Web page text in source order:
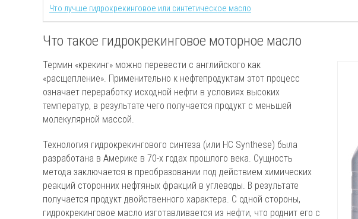
Что лучше гидрокрекинговое или синтетическое масло
Что такое гидрокрекинговое моторное масло
Термин «крекинг» можно перевести с английского как
«расщепление». Применительно к нефтепродуктам этот процесс
означает переработку исходной нефти в условиях высоких
температур, в результате чего получается продукт с меньшей
молекулярной массой.
Технология гидрокрекингового синтеза (или HC Synthese) была
разработана в Америке в 70-х годах прошлого века. Сущность
метода заключается в преобразовании под действием химических
реакций сторонних нефтяных фракций в углеводы. В результате
получается продукт двойственного характера. С одной стороны,
гидрокрекинговое масло изготавливается из нефти, что роднит его с